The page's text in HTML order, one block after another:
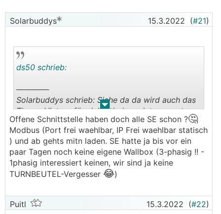
- Die neuen Wallbox haben wir heute ausgepackt -
Solaredge/KEBA - wir sind gespannt wie die
bei den Anlagen
Solarbuddys 15.3.2022 (#21)
. .
ds50 schrieb:
──────
Solarbuddys schrieb: Siehe da da wird auch das
Thema Victron für viele wieder uninteressant, uns
freuts weil die
breite Masse was "einfaches" will, wenig
Geräte/Kabeln und alles aus einer Hand
───────────────
──────
Pretorianer schrieb: Schwarzstartfähig
Offene Schnittstelle haben doch alle SE schon ?🤔
Modbus (Port frei waehlbar, IP Frei waehlbar statisch
) und ab gehts mitn laden. SE hatte ja bis vor ein
paar Tagen noch keine eigene Wallbox (3-phasig !! -
1phasig interessiert keinen, wir sind ja keine
TURNBEUTEL-Vergesser 😂)
Puitl 15.3.2022 (#22)